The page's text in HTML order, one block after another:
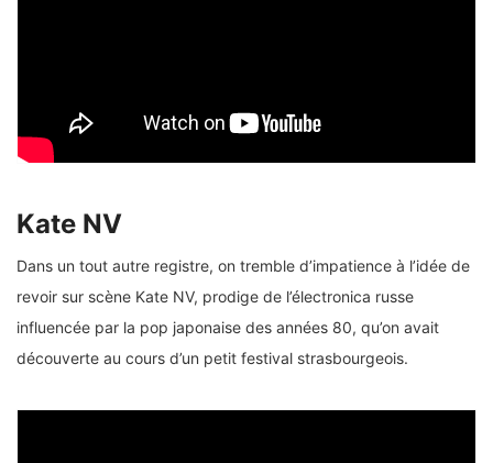
Kate NV
Dans un tout autre registre, on tremble d’impatience à l’idée de
revoir sur scène Kate NV, prodige de l’électronica russe
influencée par la pop japonaise des années 80, qu’on avait
découverte au cours d’un petit festival strasbourgeois.